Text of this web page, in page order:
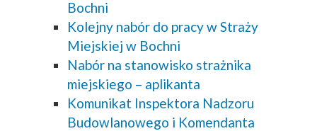
Bochni
Kolejny nabór do pracy w Straży
Miejskiej w Bochni
Nabór na stanowisko strażnika
miejskiego – aplikanta
Komunikat Inspektora Nadzoru
Budowlanowego i Komendanta